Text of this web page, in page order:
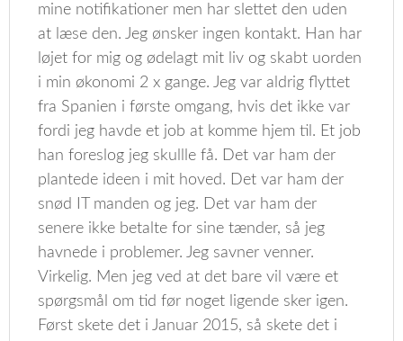
mine notifikationer men har slettet den uden
at læse den. Jeg ønsker ingen kontakt. Han har
løjet for mig og ødelagt mit liv og skabt uorden
i min økonomi 2 x gange. Jeg var aldrig flyttet
fra Spanien i første omgang, hvis det ikke var
fordi jeg havde et job at komme hjem til. Et job
han foreslog jeg skullle få. Det var ham der
plantede ideen i mit hoved. Det var ham der
snød IT manden og jeg. Det var ham der
senere ikke betalte for sine tænder, så jeg
havnede i problemer. Jeg savner venner.
Virkelig. Men jeg ved at det bare vil være et
spørgsmål om tid før noget ligende sker igen.
Først skete det i Januar 2015, så skete det i